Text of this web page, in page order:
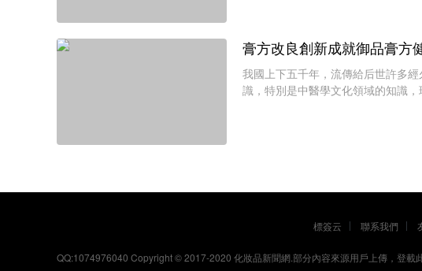
膏方改良創新成就御品膏方
我國上下五千年，流傳給后世許多
識，特別是中醫學文化領域的知識
標簽云 聯系我們
QQ:1074976040 Copyright © 2017-2020 化妝品新聞網.部分內容來源用戶上傳，登